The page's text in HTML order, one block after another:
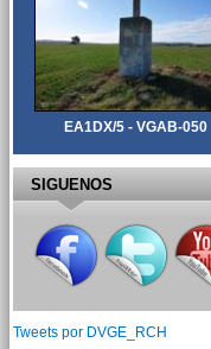
EA1DX/5 - VGAB-050
SIGUENOS
Tweets por DVGE_RCH